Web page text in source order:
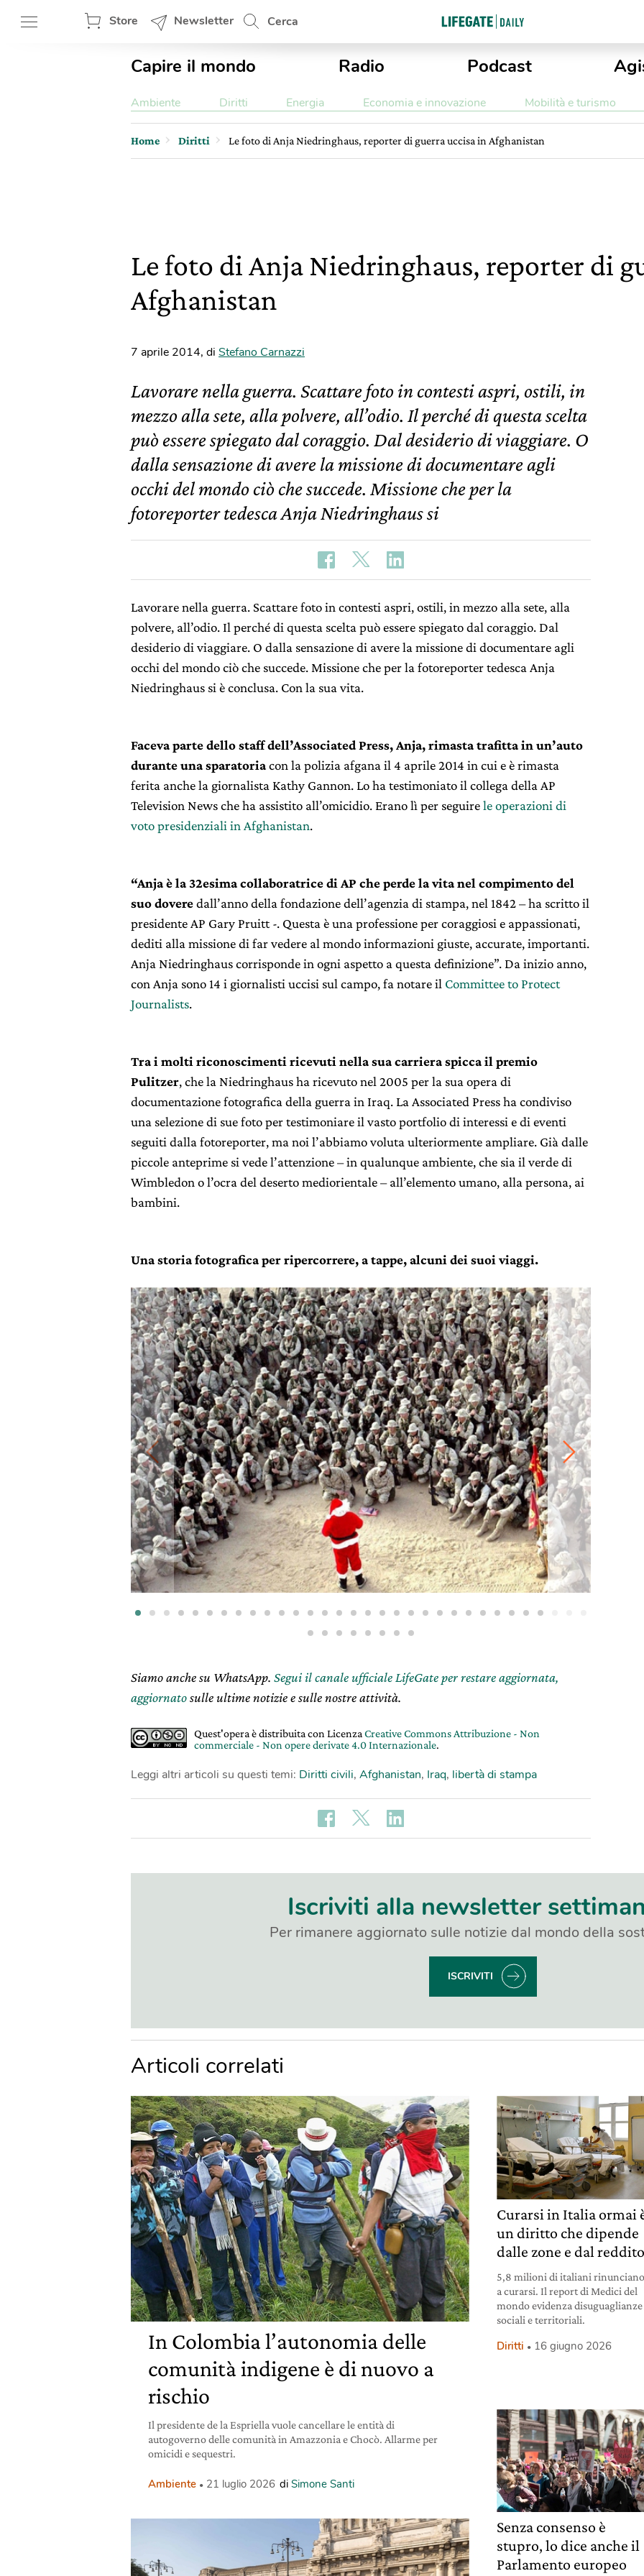
Store Newsletter Cerca
Capire il mondo Radio Podcast
Ambiente Diritti Energia Economia e innovazione Mobilità e turismo
Home Diritti Le foto di Anja Niedringhaus, reporter di guerra uccisa in Afghanistan
Le foto di Anja Niedringhaus, reporter di
Afghanistan
7 aprile 2014, di Stefano Carnazzi
Lavorare nella guerra. Scattare foto in contesti aspri, ostili, in
mezzo alla sete, alla polvere, all’odio. Il perché di questa scelta
può essere spiegato dal coraggio. Dal desiderio di viaggiare. O
dalla sensazione di avere la missione di documentare agli
occhi del mondo ciò che succede. Missione che per la
fotoreporter tedesca Anja Niedringhaus si
Lavorare nella guerra. Scattare foto in contesti aspri, ostili, in mezzo alla sete, alla
polvere, all’odio. Il perché di questa scelta può essere spiegato dal coraggio. Dal
desiderio di viaggiare. O dalla sensazione di avere la missione di documentare agli
occhi del mondo ciò che succede. Missione che per la fotoreporter tedesca Anja
Niedringhaus si è conclusa. Con la sua vita.
Faceva parte dello staff dell’Associated Press, Anja, rimasta trafitta in un’auto
durante una sparatoriacon la polizia afgana il 4 aprile 2014 in cui e è rimasta
ferita anche la giornalista Kathy Gannon. Lo ha testimoniato il collega della AP
Television News che ha assistito all’omicidio. Erano lì per seguirele operazioni di
voto presidenziali in Afghanistan.
“Anja è la 32esima collaboratrice di AP che perde la vita nel compimento del
suo doveredall’anno della fondazione dell’agenzia di stampa, nel 1842 – ha scritto il
presidente AP Gary Pruitt -. Questa è una professione per coraggiosi e appassionati,
dediti alla missione di far vedere al mondo informazioni giuste, accurate, importanti.
Anja Niedringhaus corrisponde in ogni aspetto a questa definizione”. Da inizio anno,
con Anja sono 14 i giornalisti uccisi sul campo, fa notare il Committee to Protect
Journalists.
Tra i molti riconoscimenti ricevuti nella sua carriera spicca il premio
Pulitzer, che la Niedringhaus ha ricevuto nel 2005 per la sua opera di
documentazione fotografica della guerra in Iraq. La Associated Press ha condiviso
una selezione di sue fotoper testimoniare il vasto portfolio di interessi e di eventi
seguiti dalla fotoreporter, ma noi l’abbiamo voluta ulteriormente ampliare. Già dalle
piccole anteprime si vede l’attenzione – in qualunque ambiente, che sia il verde di
Wimbledon o l’ocra del deserto mediorientale – all’elemento umano, alla persona, ai
bambini.
Una storia fotografica per ripercorrere, a tappe, alcuni dei suoi viaggi.
Siamo anche su WhatsApp. Segui il canale ufficiale LifeGate per restare aggiornata,
aggiornatosulle ultime notizie e sulle nostre attività.
Quest'opera è distribuita con Licenza Creative Commons Attribuzione - Non
commerciale - Non opere derivate 4.0 Internazionale.
Leggi altri articoli su questi temi: Diritti civili, Afghanistan, Iraq, libertà di stampa
Iscriviti alla newsletter
Per rimanere aggiornato sulle notizie dal mondo della
ISCRIVITI
Articoli correlati
In Colombia l’autonomia delle
comunità indigene è di nuovo a
rischio
Il presidente de la Espriella vuole cancellare le entità di
autogoverno delle comunità in Amazzonia e Chocò. Allarme per
omicidi e sequestri.
Ambiente 21 luglio 2026 di Simone Santi
Curarsi in Italia ormai
un diritto che dipende
dalle zone e dal
5,8 milioni di italiani
a curarsi. Il report di Medici del
mondo evidenza disuguaglianze
sociali e territoriali.
Diritti 16 giugno 2026
Senza consenso è
stupro, lo dice anche il
Parlamento europeo